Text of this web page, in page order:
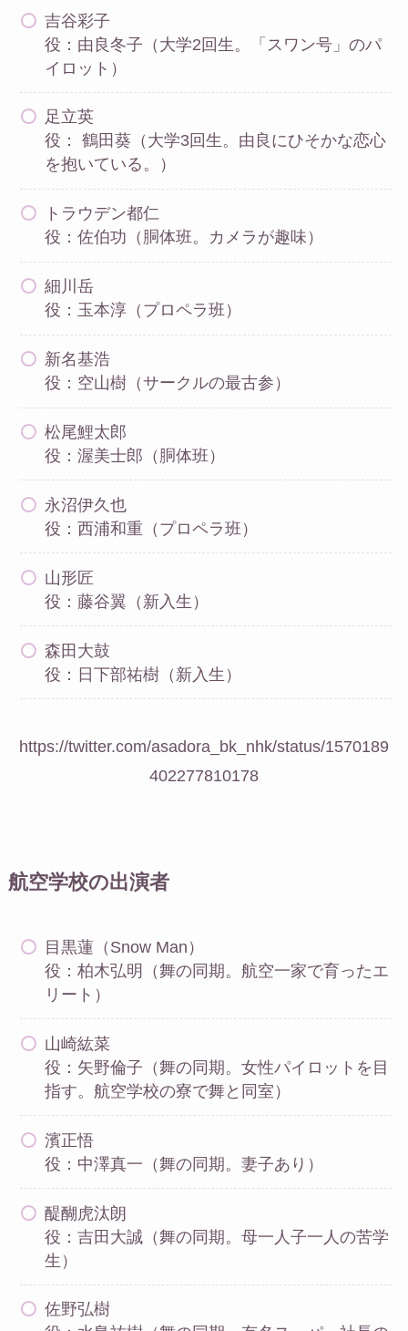
吉谷彩子
役：由良冬子（大学2回生。「スワン号」のパ
イロット）
足立英
役： 鶴田葵（大学3回生。由良にひそかな恋心
を抱いている。）
トラウデン都仁
役：佐伯功（胴体班。カメラが趣味）
細川岳
役：玉本淳（プロペラ班）
新名基浩
役：空山樹（サークルの最古参）
松尾鯉太郎
役：渥美士郎（胴体班）
永沼伊久也
役：西浦和重（プロペラ班）
山形匠
役：藤谷翼（新入生）
森田大鼓
役：日下部祐樹（新入生）
https://twitter.com/asadora_bk_nhk/status/1570189
402277810178
航空学校の出演者
目黒蓮（Snow Man）
役：柏木弘明（舞の同期。航空一家で育ったエ
リート）
山崎紘菜
役：矢野倫子（舞の同期。女性パイロットを目
指す。航空学校の寮で舞と同室）
濱正悟
役：中澤真一（舞の同期。妻子あり）
醍醐虎汰朗
役：吉田大誠（舞の同期。母一人子一人の苦学
生）
佐野弘樹